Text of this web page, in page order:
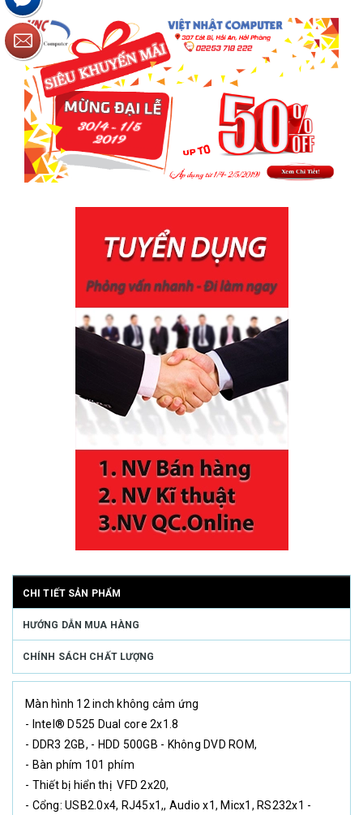
CHI TIẾT SẢN PHẨM
HƯỚNG DẪN MUA HÀNG
CHÍNH SÁCH CHẤT LƯỢNG
Màn hình 12 inch không cảm ứng
- Intel® D525 Dual core 2x1.8
- DDR3 2GB, - HDD 500GB - Không DVD ROM,
- Bàn phím 101 phím
- Thiết bị hiển thị VFD 2x20,
- Cổng: USB2.0x4, RJ45x1,, Audio x1, Micx1, RS232x1 -